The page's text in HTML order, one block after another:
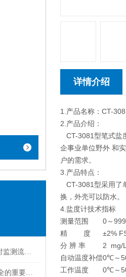
手持式电波流速仪是一款实时监测流体运动的便携利器
水质pH酸度计：保障水质安全的重要工具
详情介绍
1.产品名称：CT-
2.产品介绍：
CT-3081型笔式盐
企事业单位野外 和
户的需求。
3.产品特点：
CT-3081型采用了
换，外壳可以防水。
4.盐度计技术指标
测量范围
0～
精 度
±2%
分 辨 率
2 mg/
自动温度补偿0℃～
工作温度
0℃～